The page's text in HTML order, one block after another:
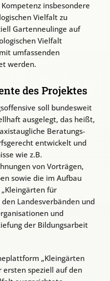
insbesondere
Vielfalt zu
Gartenneulinge auf
Vielfalt
umfassenden
werden.
des Projektes
soll bundesweit
ausgelegt, das heißt,
Beratungs-
entwickelt und
wie z.B.
von Vorträgen,
sowie die im Aufbau
für
Landesverbänden und
und
der Bildungsarbeit
„Kleingärten
ersten speziell auf den